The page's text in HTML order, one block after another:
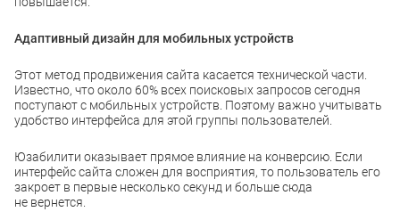
Адаптивный дизайн для мобильных устройств
Этот метод продвижения сайта касается технической части.
Известно, что около 60% всех поисковых запросов сегодня
поступают с мобильных устройств. Поэтому важно учитывать
удобство интерфейса для этой группы пользователей.
Юзабилити оказывает прямое влияние на конверсию. Если
интерфейс сайта сложен для восприятия, то пользователь его
закроет в первые несколько секунд и больше сюда
не вернется.